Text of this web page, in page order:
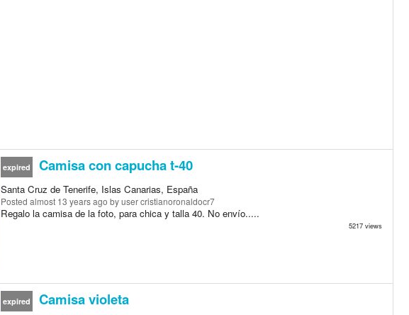
expired Camisa con capucha t-40
Santa Cruz de Tenerife, Islas Canarias, España
Posted almost 13 years ago by user cristianoronaldocr7
Regalo la camisa de la foto, para chica y talla 40. No envío.....
5217 views
expired Camisa violeta